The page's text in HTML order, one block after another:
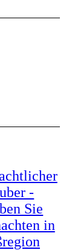
-
Sie
in